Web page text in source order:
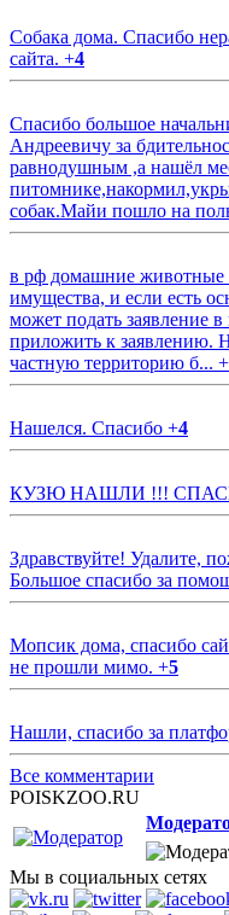
Собака дома. Спасибо
сайта. +4
Спасибо большое
Андреевичу за
равнодушным ,а нашёл
собак.Майи пошло на
в рф домашние животные
имущества, и если есть
может подать заявление
приложить к заявлению.
частную территорию б... +
Нашелся. Спасибо +4
КУЗЮ НАШЛИ !!!
Здравствуйте! Удалите,
Большое спасибо за
Мопсик дома, спасибо
не прошли мимо. +5
Нашли, спасибо за
Все комментарии
POISKZOO.RU
Мы в социальных сетях